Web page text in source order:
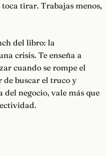
tirar. Trabajas menos,
del libro: la
crisis. Te enseña a
cuando se rompe el
de buscar el truco y
negocio, vale más que